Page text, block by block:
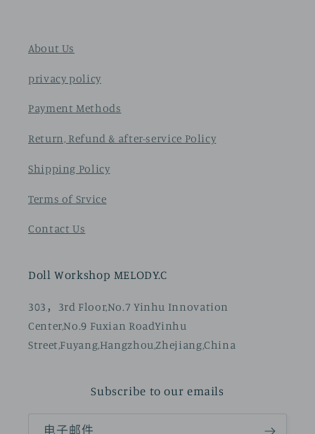
About Us
privacy policy
Payment Methods
Return, Refund & after-service Policy
Shipping Policy
Terms of Srvice
Contact Us
Doll Workshop MELODY.C
303，3rd Floor,No.7 Yinhu Innovation
Center,No.9 Fuxian RoadYinhu
Street,Fuyang,Hangzhou,Zhejiang,China
Subscribe to our emails
电子邮件